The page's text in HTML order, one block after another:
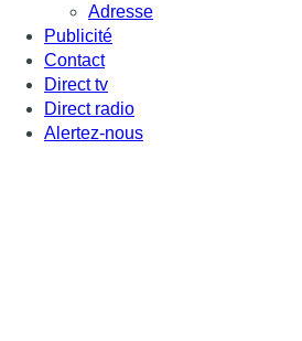
Adresse
Publicité
Contact
Direct tv
Direct radio
Alertez-nous